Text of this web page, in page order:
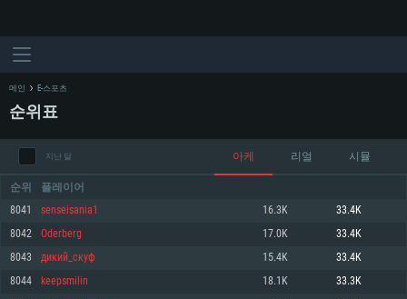
시스템 요구사항
메인 E-스포츠
순위표
지난 달 아케 리얼 시뮬
순위 플레이어
8041 senseisania1 16.3K 33.4K
8042 Oderberg 17.0K 33.4K
8043 дикий_скуф 15.4K 33.4K
8044 keepsmilin 18.1K 33.3K